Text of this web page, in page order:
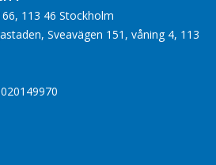
113 46 Stockholm
Sveavägen 151, våning 4, 113